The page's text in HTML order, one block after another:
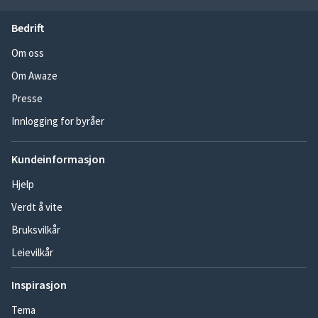
Bedrift
Om oss
Om Awaze
Presse
Innlogging for byråer
Kundeinformasjon
Hjelp
Verdt å vite
Bruksvilkår
Leievilkår
Inspirasjon
Tema